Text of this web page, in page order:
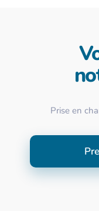
Prise en